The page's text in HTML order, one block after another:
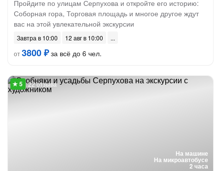
Пройдите по улицам Серпухова и откройте его историю:
Соборная гора, Торговая площадь и многое другое ждут
вас на этой увлекательной экскурсии
Завтра в 10:00
12 авг в 10:00
от3800 ₽за всё до 6 чел.
На машине
На микроавтобусе
2 часа
22 отзыва